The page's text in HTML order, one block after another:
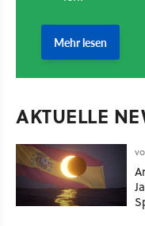
AKTUELLE